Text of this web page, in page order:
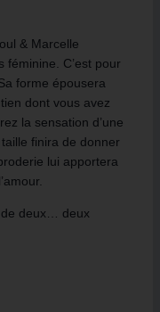
& Marcelle
C’est pour
forme épousera
dont vous avez
la sensation d’une
finira de donner
lui apportera
de deux… deux